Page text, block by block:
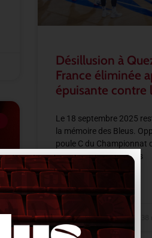
Désillusion à
France éliminée
épuisante contre
Le 18 septembre 2025
la mémoire des Bleus.
poule C du Championnat
Quezon City, les joueurs
LIRE LA SUITE »
18 septembre 2025 14 h 38